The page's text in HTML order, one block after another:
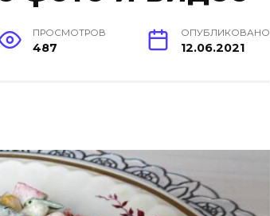
ПРОСМОТРОВ
487
ОПУБЛИКОВАНО
12.06.2021